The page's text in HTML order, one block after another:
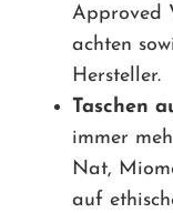
Approved
achten
Hersteller.
Taschen
immer
Nat,
auf